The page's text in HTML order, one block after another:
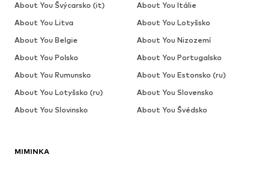
MIMINKA
About You Švýcarsko (it)
About You Itálie
About You Litva
About You Lotyšsko
About You Belgie
About You Nizozemí
About You Polsko
About You Portugalsko
About You Rumunsko
About You Estonsko (ru)
About You Lotyšsko (ru)
About You Slovensko
About You Slovinsko
About You Švédsko